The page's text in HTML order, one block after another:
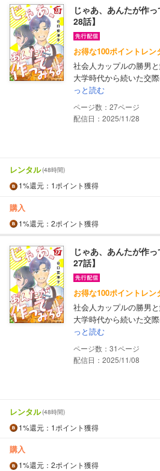
じゃあ、あんたが作
28話】
お得な100ポイントレン
社会人カップルの勝男と
大学時代から続いた交
っと読む
27
配信日：2025/11/28
レンタル(48時間)
1%還元 ：1ポイント獲得
購入
1%還元 ：2ポイント獲得
じゃあ、あんたが作
27話】
お得な100ポイントレン
社会人カップルの勝男と
大学時代から続いた交
っと読む
31
配信日：2025/11/08
レンタル(48時間)
1%還元 ：1ポイント獲得
購入
1%還元 ：2ポイント獲得